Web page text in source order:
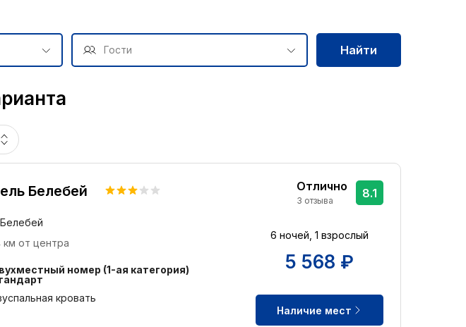
Найти
Белебей
Белебей
км от центра
номер (1-ая категория)
кровать
Отлично
3 отзыва
8.1
6 ночей, 1 взрослый
5 568 ₽
Наличие мест